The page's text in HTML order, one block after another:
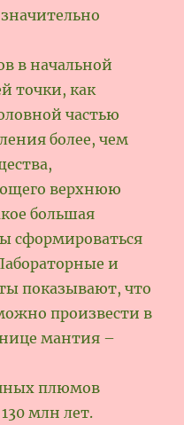
в начальной
точки, как
частью
более, чем
верхнюю
большая
сформироваться
и
показывают, что
произвести в
мантия –
плюмов
млн лет.